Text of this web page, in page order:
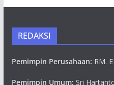
REDAKSI
Pemimpin Perusahaan: RM.
Pemimpin Umum: Sri